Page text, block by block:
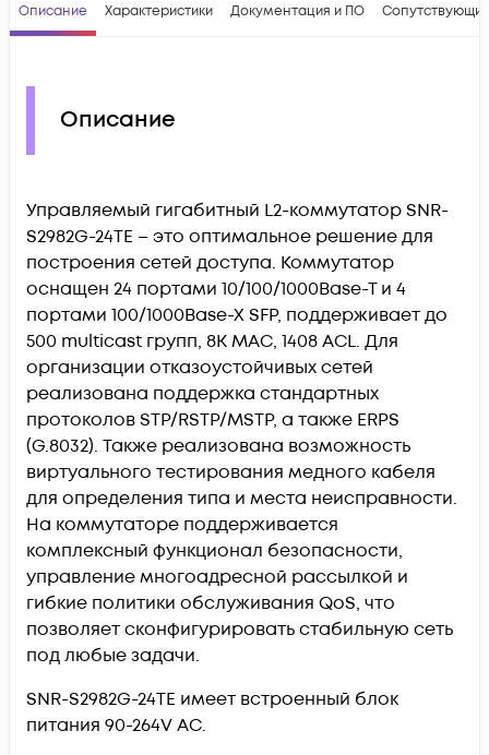
Описание Характеристики Документация и ПО
Описание
Управляемый гигабитный L2-коммутатор SNR-
S2982G-24TE – это оптимальное решение для
построения сетей доступа. Коммутатор
оснащен 24 портами 10/100/1000Base-T и 4
портами 100/1000Base-X SFP, поддерживает до
500 multicast групп, 8K MAC, 1408 ACL. Для
организации отказоустойчивых сетей
реализована поддержка стандартных
протоколов STP/RSTP/MSTP, а также ERPS
(G.8032). Также реализована возможность
виртуального тестирования медного кабеля
для определения типа и места неисправности.
На коммутаторе поддерживается
комплексный функционал безопасности,
управление многоадресной рассылкой и
гибкие политики обслуживания QoS, что
позволяет сконфигурировать стабильную сеть
под любые задачи.
SNR-S2982G-24TE имеет встроенный блок
питания 90-264V AC.